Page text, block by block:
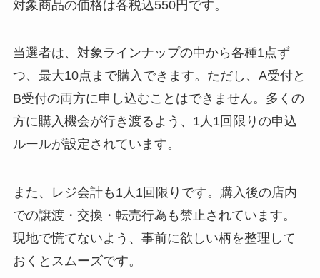
対象商品の価格は各税込550円です。
当選者は、対象ラインナップの中から各種1点ず
つ、最大10点まで購入できます。ただし、A受付と
B受付の両方に申し込むことはできません。多くの
方に購入機会が行き渡るよう、1人1回限りの申込
ルールが設定されています。
また、レジ会計も1人1回限りです。購入後の店内
での譲渡・交換・転売行為も禁止されています。
現地で慌てないよう、事前に欲しい柄を整理して
おくとスムーズです。